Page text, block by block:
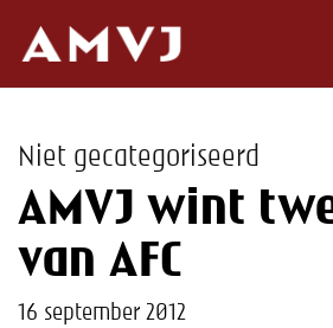
Wedstrijden
Teams
Niet gecategoriseerd
AMVJ wint
van AFC
16 september 2012